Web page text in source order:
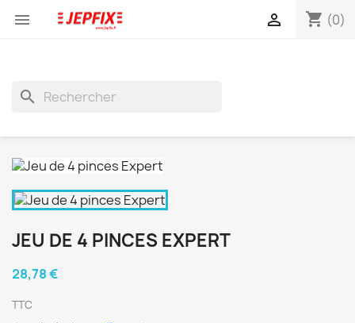
 shopping_cart (0)

search
JEU DE 4 PINCES EXPERT
28,78 €
TTC